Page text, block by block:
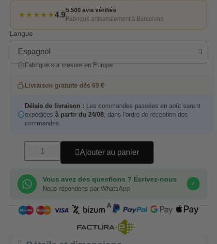
★★★★★4.9
5.500 avis vérifiés
Fabriqué artisanalement à Barcelone
Langue
Fabriqué sur mesure en Europe
Livraison gratuite dès 69 €
Délais de livraison : Les commandes passées en août seront
expédiées à partir du 24/08 , dans l'ordre de réception des
commandes.
Ajouter au panier
Vous avez des questions ? Écrivez-nous
Nous répondons par WhatsApp
✓
COMPRA SEGURA